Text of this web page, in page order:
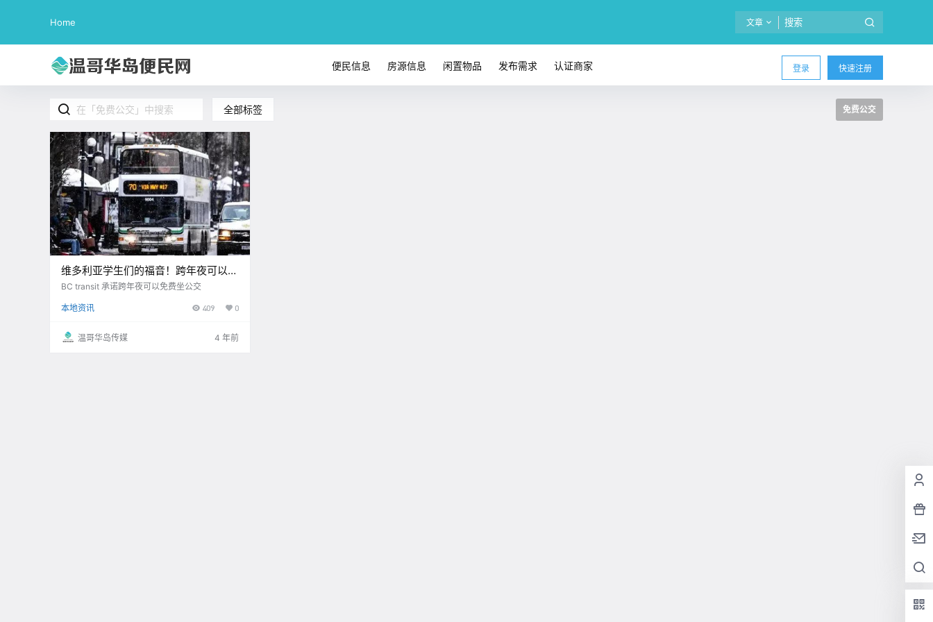
Home 文章
登录 快速注册
便民信息 房源信息 闲置物品 发布需求 认证商家
全部标签 免费公交
维多利亚学生们的福音！跨年夜可以免
费坐公交哦！！BC transit 承诺跨年夜可以免费坐公交
本地资讯 409 0
温哥华岛传媒 4 年前